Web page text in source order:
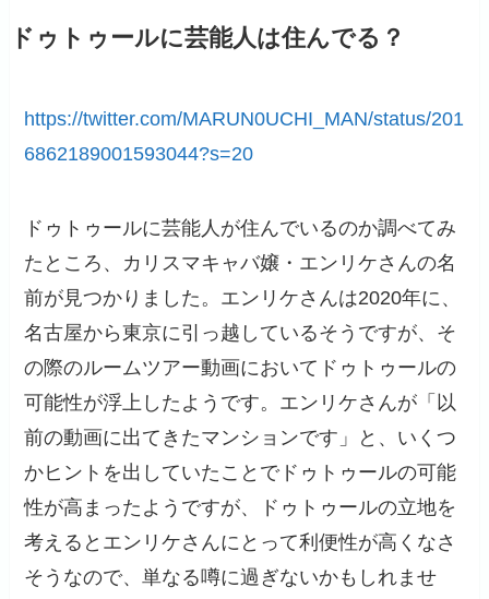
ドゥトゥールに芸能人は住んでる？
https://twitter.com/MARUN0UCHI_MAN/status/201
6862189001593044?s=20
ドゥトゥールに芸能人が住んでいるのか調べてみ
たところ、カリスマキャバ嬢・エンリケさんの名
前が見つかりました。エンリケさんは2020年に、
名古屋から東京に引っ越しているそうですが、そ
の際のルームツアー動画においてドゥトゥールの
可能性が浮上したようです。エンリケさんが「以
前の動画に出てきたマンションです」と、いくつ
かヒントを出していたことでドゥトゥールの可能
性が高まったようですが、ドゥトゥールの立地を
考えるとエンリケさんにとって利便性が高くなさ
そうなので、単なる噂に過ぎないかもしれませ